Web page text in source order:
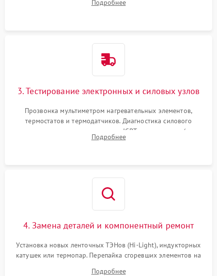
сенсорного блока для доступа к силовым платам, катушкам
Подробнее
3. Тестирование электронных и силовых узлов
Прозвонка мультиметром нагревательных элементов,
термостатов и термодатчиков. Диагностика силового
модуля, реле, диодных мостов и IGBT-транзисторов (для
индукции). Проверка кранов и газ-контроля (для газовых
Подробнее
4. Замена деталей и компонентный ремонт
Установка новых ленточных ТЭНов (Hi-Light), индукторных
катушек или термопар. Перепайка сгоревших элементов на
Подробнее